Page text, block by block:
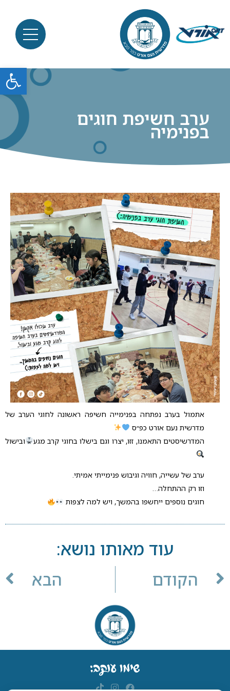
פתח
ערב חשיפת חוגים
בפנימיה
אתמול בערב נפתחה בפנימייה חשיפה ראשונה לחוגי הערב של
מדרשית נעם אורט כפ״ס
המדרשיסטים התאמנו, זזו, יצרו וגם בישלו בחוגי קרב מגע
ובישול
ערב של עשייה, חוויה וגיבוש פנימייתי אמיתי.
וזו רק ההתחלה…
חוגים נוספים ייחשפו בהמשך, ויש למה לצפות
עוד מאותו נושא:
הקודם הבא